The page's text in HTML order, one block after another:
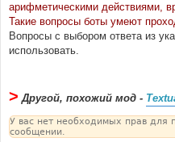
арифметическими действиями,
Такие вопросы боты умеют
Вопросы с выбором ответа из
использовать.
> Другой, похожий мод -
У вас нет необходимых прав для
сообщении.